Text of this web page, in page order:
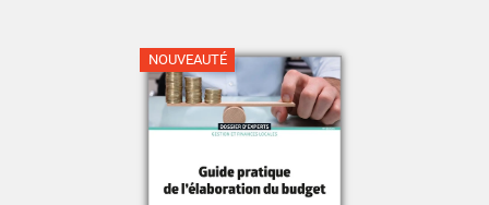
NOUVEAUTÉ